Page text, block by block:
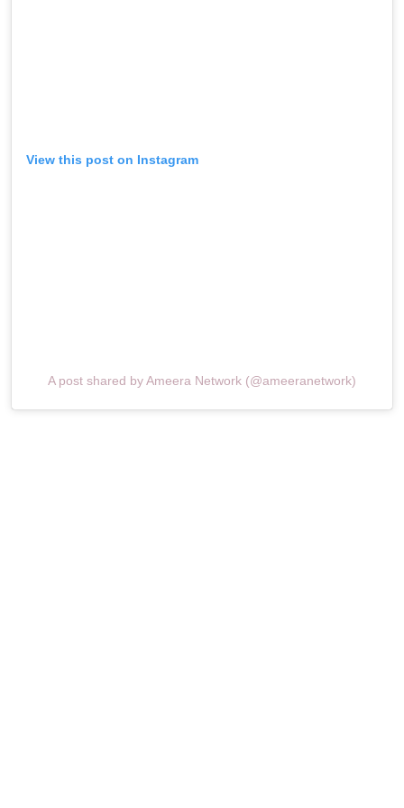
View this post on Instagram
A post shared by Ameera Network (@ameeranetwork)